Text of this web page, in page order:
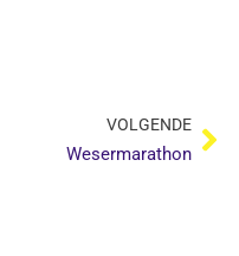
VOLGENDE
Wesermarathon